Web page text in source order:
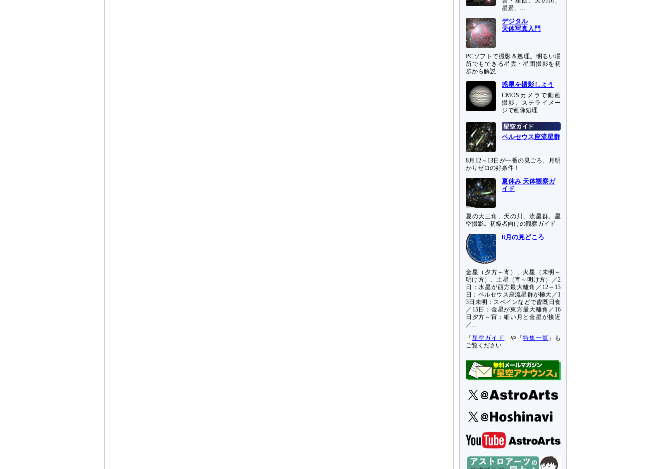
星景、…
デジタル
天体写真入門
PCソフトで撮影＆処理。明るい場
所でもできる星雲・星団撮影を初
歩から解説
惑星を撮影しよう
CMOSカメラで動画
撮影、ステライメー
ジで画像処理
ペルセウス座流星群
8月12～13日が一番の見ごろ。月明
かりゼロの好条件！
夏休み 天体観察ガ
イド
夏の大三角、天の川、流星群、星
空撮影。初級者向けの観察ガイド
8月の見どころ
金星（夕方～宵）、火星（未明～
明け方）、土星（宵～明け方）／2
日：水星が西方最大離角／12～13
日：ペルセウス座流星群が極大／1
3日未明：スペインなどで皆既日食
／15日：金星が東方最大離角／16
日夕方～宵：細い月と金星が接近
／…
「 星空ガイド 」や「特集一覧 」も
ご覧ください